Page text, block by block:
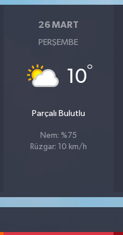
26 MART
PERŞEMBE
10°
Parçalı Bulutlu
Nem: %75
Rüzgar: 10 km/h